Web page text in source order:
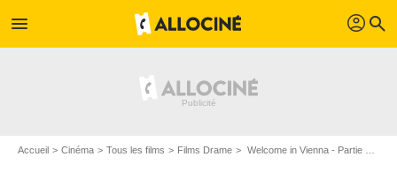
menu profil search
Accueil Cinéma Tous les films Films Drame Welcome in Vienna - Partie 1 : Dieu ne croit plus en nous de Axel Corti